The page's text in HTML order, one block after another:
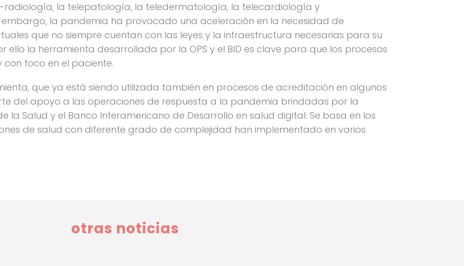
radiología, la telepatología, la teledermatología, la telecardiología y
embargo, la pandemia ha provocado una aceleración en la necesidad de
que no siempre cuentan con las leyes y la infraestructura necesarias para su
ello la herramienta desarrollada por la OPS y el BID es clave para que los procesos
con foco en el paciente.
que ya está siendo utilizada también en procesos de acreditación en algunos
del apoyo a las operaciones de respuesta a la pandemia brindadas por la
la Salud y el Banco Interamericano de Desarrollo en salud digital. Se basa en los
de salud con diferente grado de complejidad han implementado en varios
otras noticias